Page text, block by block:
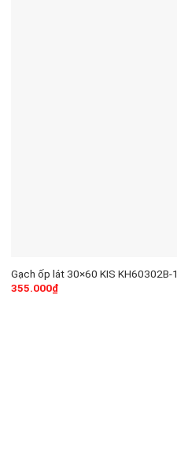
Gạch ốp lát 30×60 KIS KH60302B-1
355.000₫